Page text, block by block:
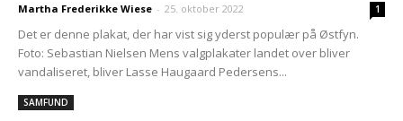
Martha Frederikke Wiese - 25. oktober 2022 1
Det er denne plakat, der har vist sig yderst populær på Østfyn.
Foto: Sebastian Nielsen Mens valgplakater landet over bliver
vandaliseret, bliver Lasse Haugaard Pedersens...
SAMFUND